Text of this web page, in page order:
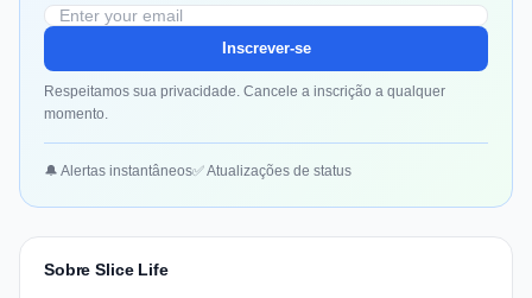
Inscrever-se
Respeitamos sua privacidade. Cancele a inscrição a qualquer
momento.
🔔 Alertas instantâneos✅ Atualizações de status
Sobre Slice Life